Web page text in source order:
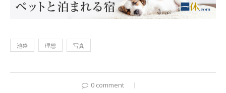
池袋 理想 写真
0 comment